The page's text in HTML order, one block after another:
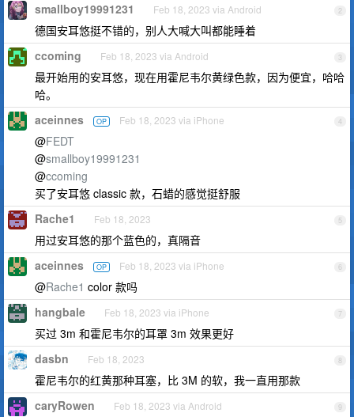
2
smallboy19991231 Feb 18, 2023 via Android
德国安耳悠挺不错的，别人大喊大叫都能睡着
3
ccoming Feb 18, 2023 via Android
最开始用的安耳悠，现在用霍尼韦尔黄绿色款，因为便宜，哈哈
哈。
4
aceinnes OP Feb 18, 2023 via iPhone
@FEDT
@smallboy19991231
@ccoming
买了安耳悠 classic 款，石蜡的感觉挺舒服
5
Rache1 Feb 18, 2023
用过安耳悠的那个蓝色的，真隔音
6
aceinnes OP Feb 18, 2023 via iPhone
@Rache1 color 款吗
7
hangbale Feb 18, 2023 via iPhone
买过 3m 和霍尼韦尔的耳罩 3m 效果更好
8
dasbn Feb 18, 2023
霍尼韦尔的红黄那种耳塞，比 3M 的软，我一直用那款
9
caryRowen Feb 18, 2023 via Android